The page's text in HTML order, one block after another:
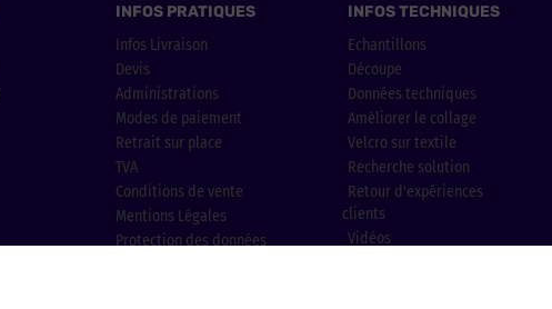
INFOS PRATIQUES
Infos Livraison
Devis
Administrations
Modes de paiement
Retrait sur place
TVA
Conditions de vente
Mentions Légales
Protection des données
INFOS TECHNIQUES
Echantillons
Découpe
Données techniques
Améliorer le collage
Velcro sur textile
Recherche solution
Retour d'expériences
clients
Vidéos